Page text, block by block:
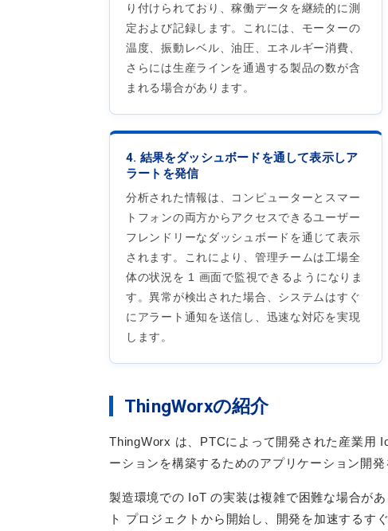
り付けられており、稼働データを継続的に測
定および記録します。これには、モーターの
温度、振動レベル、油圧、エネルギー消費、
さらには生産ラインを通過する製品の数が含
まれる場合があります。
4. 結果をダッシュボードを通して表示しア
ラートを発信
分析された情報は、コンピューターとスマー
トフォンの両方からアクセスできるユーザー
フレンドリーなダッシュボードを通じて表示
されます。これにより、管理チームは工場全
体の状況を 1 画面で監視できるようになりま
す。異常が検出された場合、システムはすぐ
にアラート通知を送信し、迅速な対応を実現
します。
ThingWorxの紹介
ThingWorx は、PTCによって開発された産業用
ーションを構築するためのアプリケーション開
製造環境での IoT の実装は複雑で困難な場合が
ト プロジェクトから開始し、開発を加速するす